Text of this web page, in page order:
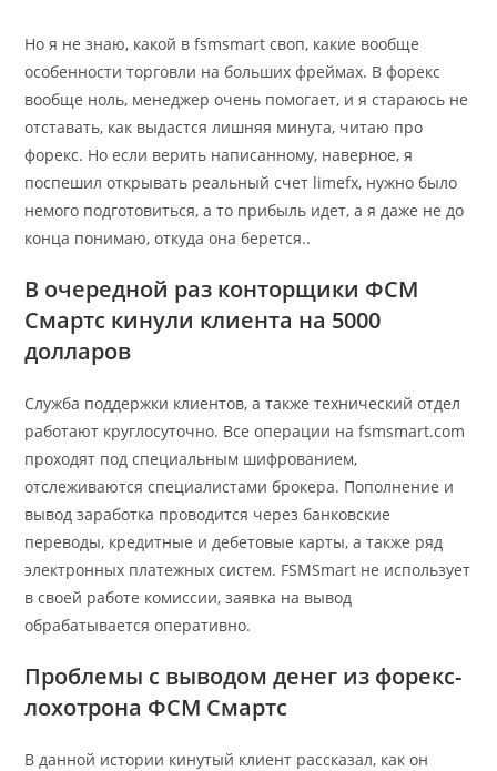
Но я не знаю, какой в fsmsmart своп, какие вообще
особенности торговли на больших фреймах. В форекс
вообще ноль, менеджер очень помогает, и я стараюсь не
отставать, как выдастся лишняя минута, читаю про
форекс. Но если верить написанному, наверное, я
поспешил открывать реальный счет limefx, нужно было
немого подготовиться, а то прибыль идет, а я даже не до
конца понимаю, откуда она берется..
В очередной раз конторщики ФСМ
Смартс кинули клиента на 5000
долларов
Служба поддержки клиентов, а также технический отдел
работают круглосуточно. Все операции на fsmsmart.com
проходят под специальным шифрованием,
отслеживаются специалистами брокера. Пополнение и
вывод заработка проводится через банковские
переводы, кредитные и дебетовые карты, а также ряд
электронных платежных систем. FSMSmart не использует
в своей работе комиссии, заявка на вывод
обрабатывается оперативно.
Проблемы с выводом денег из форекс-
лохотрона ФСМ Смартс
В данной истории кинутый клиент рассказал, как он